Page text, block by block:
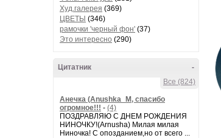
Худ.галерея (369)
ЦВЕТЫ (346)
рамочки 'черный фон' (37)
Это интересно (290)
-
Цитатник
Все (824)
Анечка (Anushka_M, спасибо
огромное!!! - (4)
ПОЗДРАВЛЯЮ С ДНЕМ РОЖДЕНИЯ
НИНОЧКУ!(Arnusha) Милая милая
Ниночка! С опозданием,но от всего ...